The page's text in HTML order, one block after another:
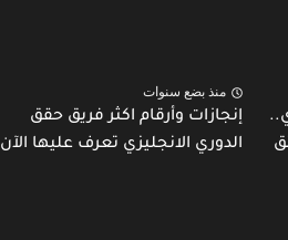
منذ بضع سنوات
إنجازات وأرقام اكثر فريق حقق
الدوري الانجليزي تعرف عليها الآن